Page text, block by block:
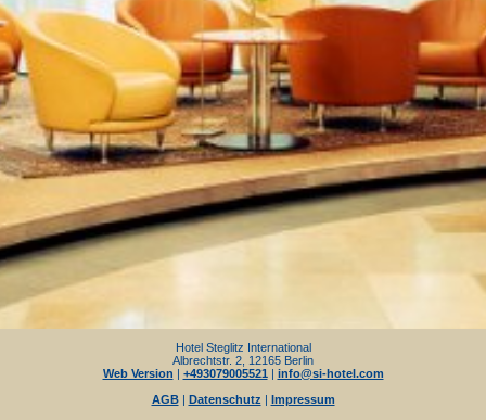
Hotel Steglitz International
Albrechtstr. 2, 12165 Berlin
Web Version | +493079005521 | info@si-hotel.com
AGB| Datenschutz | Impressum